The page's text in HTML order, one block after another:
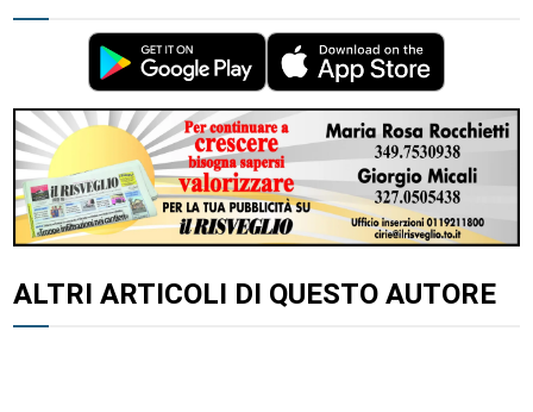
ALTRI ARTICOLI DI QUESTO AUTORE